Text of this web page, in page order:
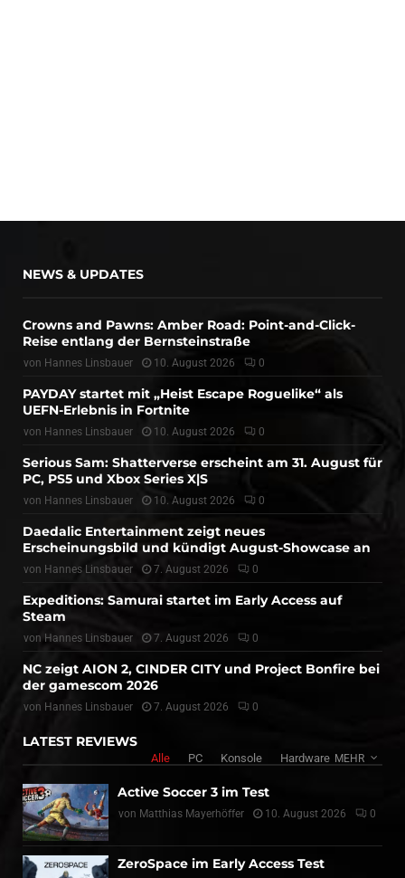
NEWS & UPDATES
Crowns and Pawns: Amber Road: Point-and-Click-
Reise entlang der Bernsteinstraße
von Hannes Linsbauer 10. August 2026 0
PAYDAY startet mit „Heist Escape Roguelike“ als
UEFN-Erlebnis in Fortnite
von Hannes Linsbauer 10. August 2026 0
Serious Sam: Shatterverse erscheint am 31. August für
PC, PS5 und Xbox Series X|S
von Hannes Linsbauer 10. August 2026 0
Daedalic Entertainment zeigt neues
Erscheinungsbild und kündigt August-Showcase an
von Hannes Linsbauer 7. August 2026 0
Expeditions: Samurai startet im Early Access auf
Steam
von Hannes Linsbauer 7. August 2026 0
NC zeigt AION 2, CINDER CITY und Project Bonfire bei
der gamescom 2026
von Hannes Linsbauer 7. August 2026 0
LATEST REVIEWS
Alle PC Konsole Hardware MEHR
Active Soccer 3 im Test
von Matthias Mayerhöffer 10. August 2026 0
ZeroSpace im Early Access Test